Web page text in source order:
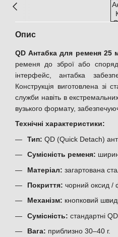
Опис
QD Антабка для ременя 25
ременя до зброї або
інтерфейс, антабка
Конструкція виготовлена зі
служби навіть в
вузького формату,
Технічні характеристики:
Тип: QD (Quick Detach)
Сумісність ременя:
Матеріал: загартована
Покриття: чорний оксид /
Механізм: кнопковий
Сумісність: стандартні
Вага: приблизно 30–40 г.